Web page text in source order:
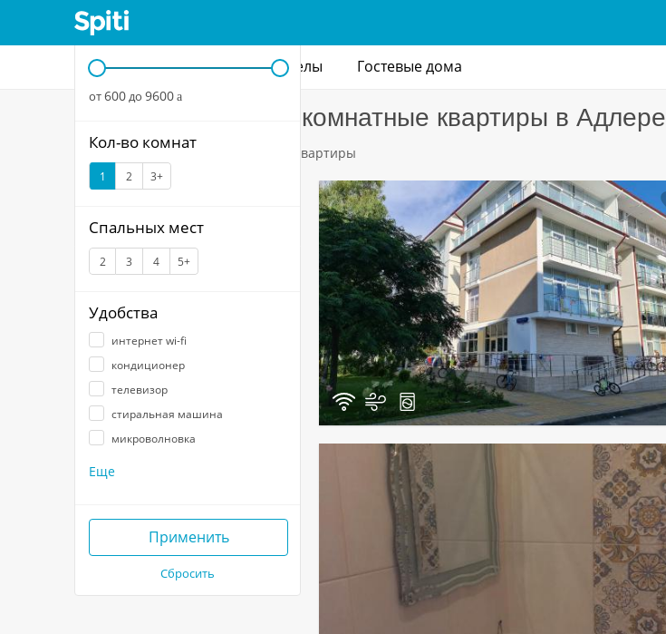
Квартиры Дома Хостелы Гостевые дома
Снять посуточно 1 комнатные квартиры в Адлере
Россия Краснодарский край Квартиры
Цена за сутки
от600до 9600 a
Кол-во комнат
1 2 3+
Спальных мест
2 3 4 5+
Удобства
интернет wi-fi
кондиционер
телевизор
стиральная машина
микроволновка
Еще
Применить
Сбросить